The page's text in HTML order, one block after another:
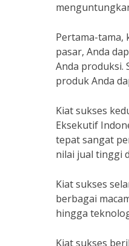
Pertama-tama,
pasar, Anda
Anda produksi.
produk Anda
Kiat sukses
Eksekutif
tepat sangat
nilai jual tinggi
Kiat sukses
berbagai
hingga
Kiat sukses